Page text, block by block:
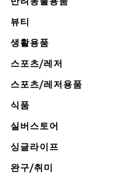
뷰티
생활용품
스포츠/레저
스포츠/레저용품
식품
실버스토어
싱글라이프
완구/취미